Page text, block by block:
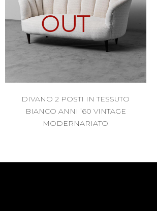
OUT
DIVANO 2 POSTI IN TESSUTO
BIANCO ANNI ’60 VINTAGE
MODERNARIATO